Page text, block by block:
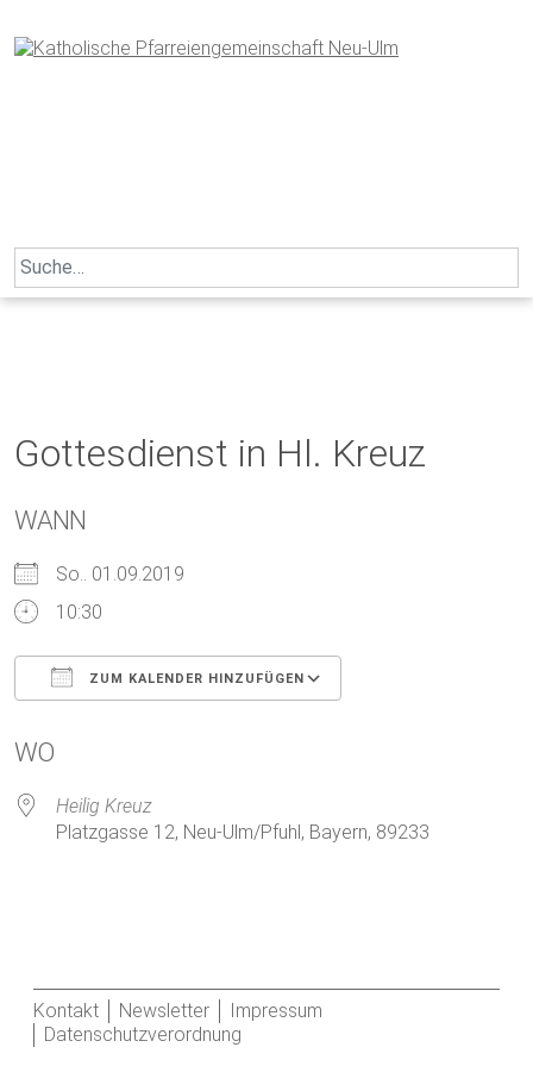
to
content
Search
for:
Gottesdienst in Hl. Kreuz
WANN
So.. 01.09.2019
10:30
ZUM KALENDER HINZUFÜGEN
WO
Heilig Kreuz
Platzgasse 12, Neu-Ulm/Pfuhl, Bayern, 89233
Kontakt Newsletter
Impressum
Datenschutzverordnung